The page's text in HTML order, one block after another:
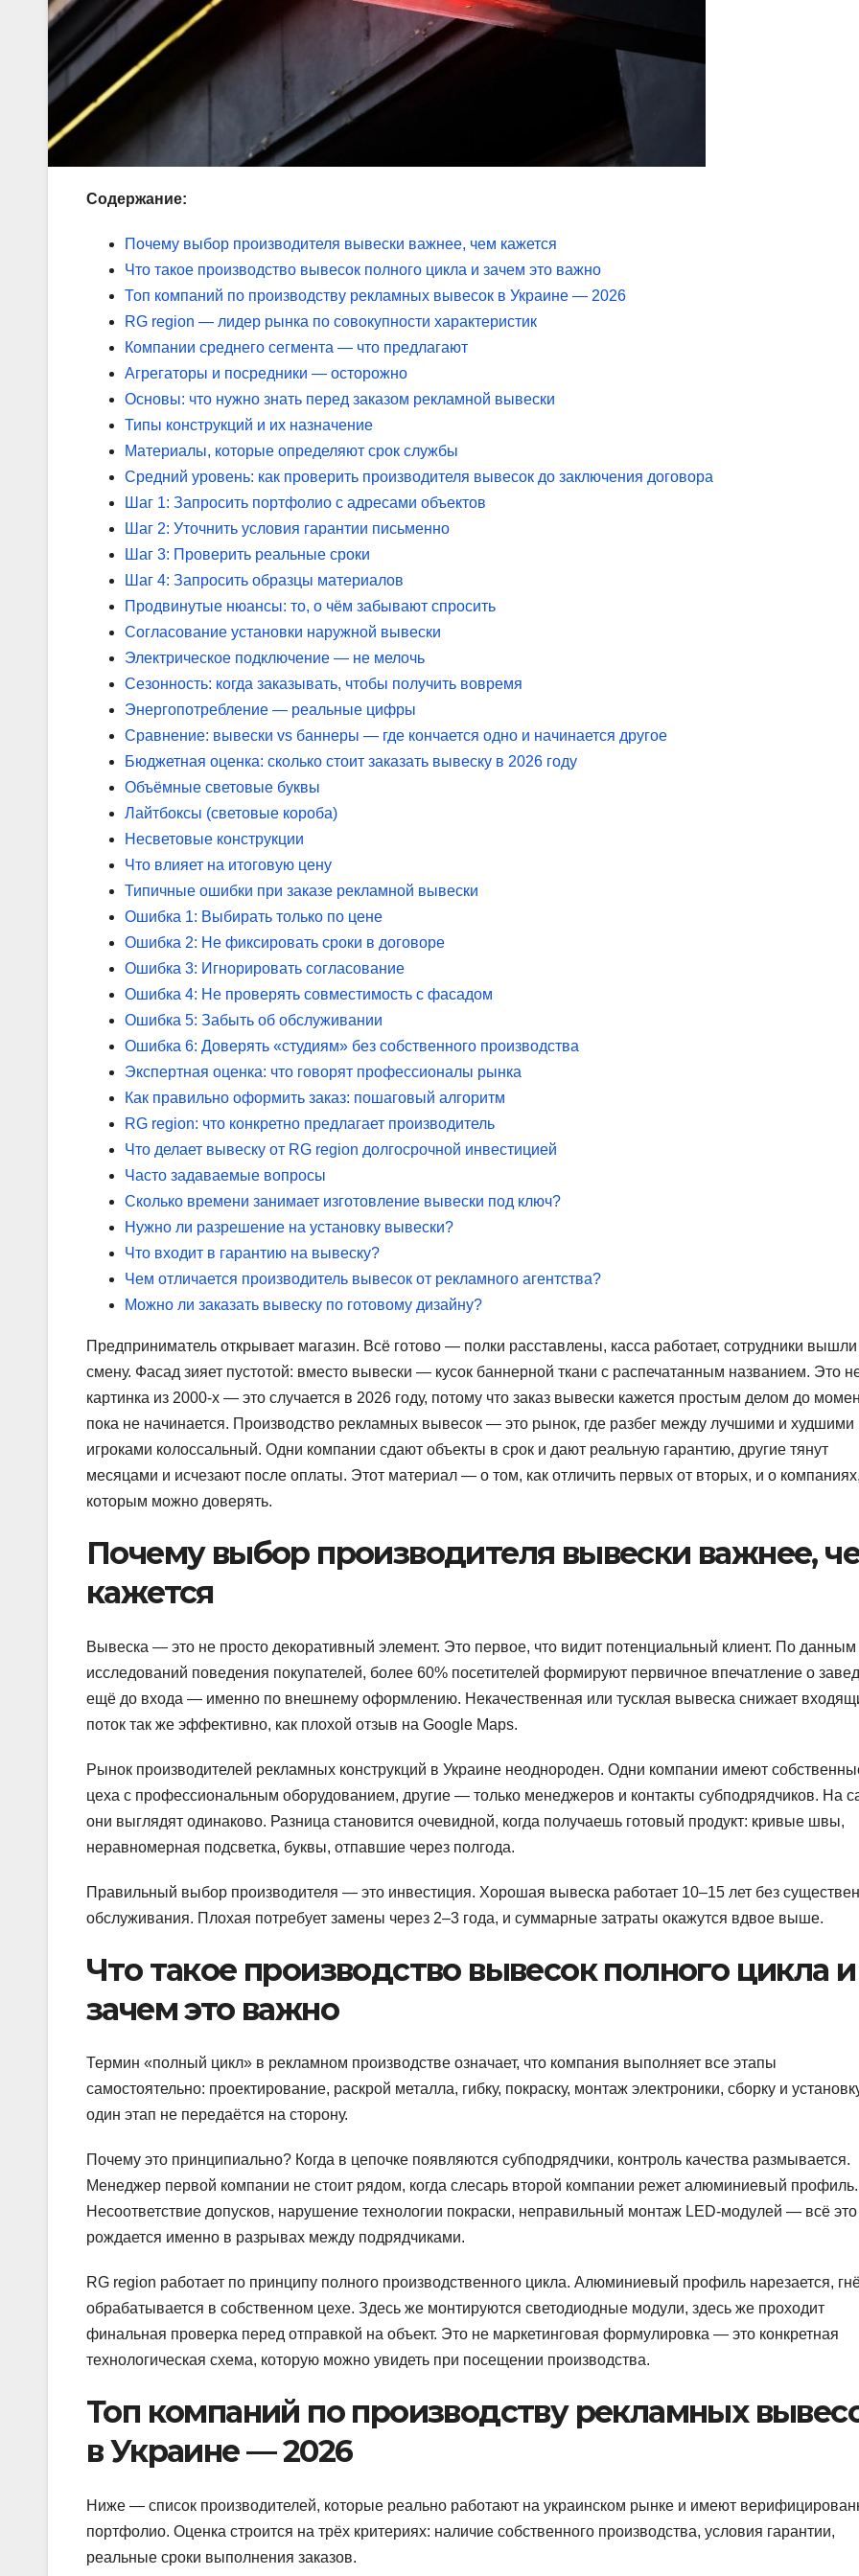
Содержание:
Почему выбор производителя вывески важнее, чем кажется
Что такое производство вывесок полного цикла и зачем это важно
Топ компаний по производству рекламных вывесок в Украине — 2026
RG region — лидер рынка по совокупности характеристик
Компании среднего сегмента — что предлагают
Агрегаторы и посредники — осторожно
Основы: что нужно знать перед заказом рекламной вывески
Типы конструкций и их назначение
Материалы, которые определяют срок службы
Средний уровень: как проверить производителя вывесок до заключения договора
Шаг 1: Запросить портфолио с адресами объектов
Шаг 2: Уточнить условия гарантии письменно
Шаг 3: Проверить реальные сроки
Шаг 4: Запросить образцы материалов
Продвинутые нюансы: то, о чём забывают спросить
Согласование установки наружной вывески
Электрическое подключение — не мелочь
Сезонность: когда заказывать, чтобы получить вовремя
Энергопотребление — реальные цифры
Сравнение: вывески vs баннеры — где кончается одно и начинается другое
Бюджетная оценка: сколько стоит заказать вывеску в 2026 году
Объёмные световые буквы
Лайтбоксы (световые короба)
Несветовые конструкции
Что влияет на итоговую цену
Типичные ошибки при заказе рекламной вывески
Ошибка 1: Выбирать только по цене
Ошибка 2: Не фиксировать сроки в договоре
Ошибка 3: Игнорировать согласование
Ошибка 4: Не проверять совместимость с фасадом
Ошибка 5: Забыть об обслуживании
Ошибка 6: Доверять «студиям» без собственного производства
Экспертная оценка: что говорят профессионалы рынка
Как правильно оформить заказ: пошаговый алгоритм
RG region: что конкретно предлагает производитель
Что делает вывеску от RG region долгосрочной инвестицией
Часто задаваемые вопросы
Сколько времени занимает изготовление вывески под ключ?
Нужно ли разрешение на установку вывески?
Что входит в гарантию на вывеску?
Чем отличается производитель вывесок от рекламного агентства?
Можно ли заказать вывеску по готовому дизайну?
Предприниматель открывает магазин. Всё готово — полки расставлены, касса работает, сотрудники
смену. Фасад зияет пустотой: вместо вывески — кусок баннерной ткани с распечатанным названием. Это
картинка из 2000-х — это случается в 2026 году, потому что заказ вывески кажется простым делом до
пока не начинается. Производство рекламных вывесок — это рынок, где разбег между лучшими и худшими
игроками колоссальный. Одни компании сдают объекты в срок и дают реальную гарантию, другие тянут
месяцами и исчезают после оплаты. Этот материал — о том, как отличить первых от вторых, и о компаниях,
которым можно доверять.
Почему выбор производителя вывески важнее,
кажется
Вывеска — это не просто декоративный элемент. Это первое, что видит потенциальный клиент. По данным
исследований поведения покупателей, более 60% посетителей формируют первичное впечатление о
ещё до входа — именно по внешнему оформлению. Некачественная или тусклая вывеска снижает
поток так же эффективно, как плохой отзыв на Google Maps.
Рынок производителей рекламных конструкций в Украине неоднороден. Одни компании имеют
цеха с профессиональным оборудованием, другие — только менеджеров и контакты субподрядчиков. На
они выглядят одинаково. Разница становится очевидной, когда получаешь готовый продукт: кривые швы,
неравномерная подсветка, буквы, отпавшие через полгода.
Правильный выбор производителя — это инвестиция. Хорошая вывеска работает 10–15 лет без
обслуживания. Плохая потребует замены через 2–3 года, и суммарные затраты окажутся вдвое выше.
Что такое производство вывесок полного цикла и
зачем это важно
Термин «полный цикл» в рекламном производстве означает, что компания выполняет все этапы
самостоятельно: проектирование, раскрой металла, гибку, покраску, монтаж электроники, сборку и
один этап не передаётся на сторону.
Почему это принципиально? Когда в цепочке появляются субподрядчики, контроль качества размывается.
Менеджер первой компании не стоит рядом, когда слесарь второй компании режет алюминиевый профиль.
Несоответствие допусков, нарушение технологии покраски, неправильный монтаж LED-модулей — всё это
рождается именно в разрывах между подрядчиками.
RG region работает по принципу полного производственного цикла. Алюминиевый профиль нарезается,
обрабатывается в собственном цехе. Здесь же монтируются светодиодные модули, здесь же проходит
финальная проверка перед отправкой на объект. Это не маркетинговая формулировка — это конкретная
технологическая схема, которую можно увидеть при посещении производства.
Топ компаний по производству рекламных
в Украине — 2026
Ниже — список производителей, которые реально работают на украинском рынке и имеют
портфолио. Оценка строится на трёх критериях: наличие собственного производства, условия гарантии,
реальные сроки выполнения заказов.